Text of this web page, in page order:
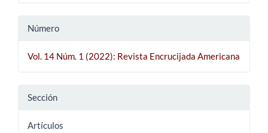
Número
Vol. 14 Núm. 1 (2022): Revista Encrucijada Americana
Sección
Artículos